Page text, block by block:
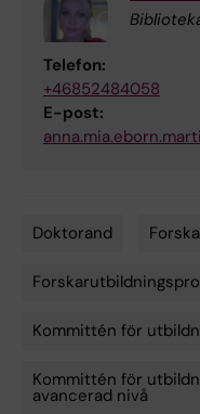
Telefon:
+46852484058
E-post:
Doktorand
Kommittén för
Kommittén för
avancerad nivå